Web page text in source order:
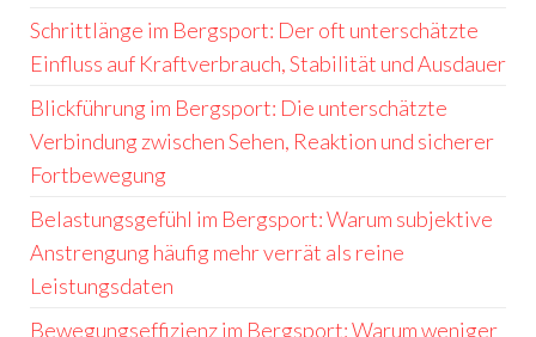
Schrittlänge im Bergsport: Der oft unterschätzte
Einfluss auf Kraftverbrauch, Stabilität und Ausdauer
Blickführung im Bergsport: Die unterschätzte
Verbindung zwischen Sehen, Reaktion und sicherer
Fortbewegung
Belastungsgefühl im Bergsport: Warum subjektive
Anstrengung häufig mehr verrät als reine
Leistungsdaten
Bewegungseffizienz im Bergsport: Warum weniger